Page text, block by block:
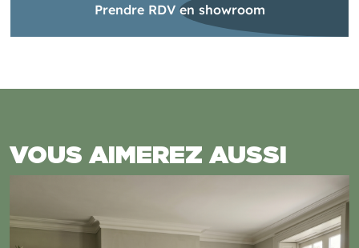
Prendre RDV en showroom
VOUS AIMEREZ AUSSI